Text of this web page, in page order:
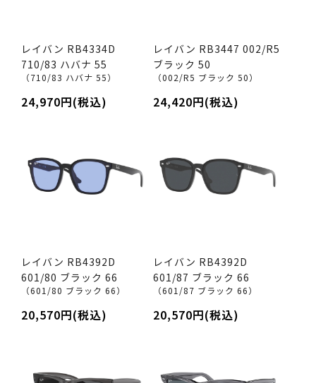
レイバン RB4334D
710/83 ハバナ 55
（710/83 ハバナ 55）
24,970円(税込)
レイバン RB3447 002/R5
ブラック 50
（002/R5 ブラック 50）
24,420円(税込)
レイバン RB4392D
601/80 ブラック 66
（601/80 ブラック 66）
20,570円(税込)
レイバン RB4392D
601/87 ブラック 66
（601/87 ブラック 66）
20,570円(税込)